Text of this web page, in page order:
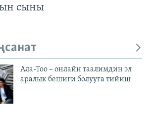
сыны
Ала-Тоо – онлайн таалимдин эл
аралык бешиги болууга тийиш